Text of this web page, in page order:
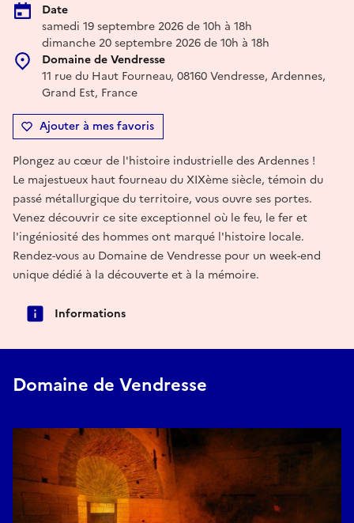
Date
samedi 19 septembre 2026 de 10h à 18h
dimanche 20 septembre 2026 de 10h à 18h
Domaine de Vendresse
11 rue du Haut Fourneau, 08160 Vendresse, Ardennes,
Grand Est, France
Ajouter à mes favoris
Plongez au cœur de l'histoire industrielle des Ardennes !
Le majestueux haut fourneau du XIXème siècle, témoin du
passé métallurgique du territoire, vous ouvre ses portes.
Venez découvrir ce site exceptionnel où le feu, le fer et
l'ingéniosité des hommes ont marqué l'histoire locale.
Rendez-vous au Domaine de Vendresse pour un week-end
unique dédié à la découverte et à la mémoire.
Informations
Domaine de Vendresse